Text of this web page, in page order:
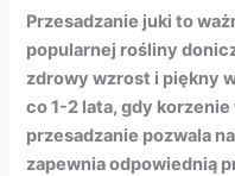
Przesadzanie juki to
popularnej rośliny
zdrowy wzrost i piękny
co 1-2 lata, gdy
przesadzanie pozwala
zapewnia odpowiednią